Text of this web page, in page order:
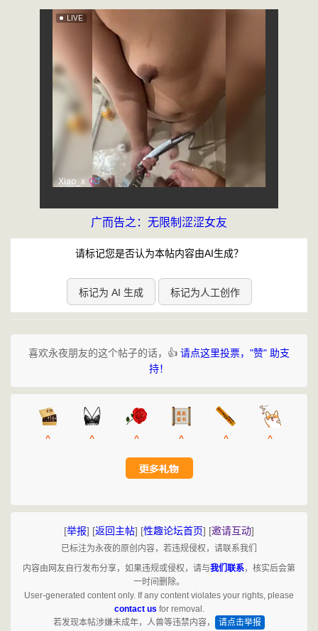
广而告之：无限制涩涩女友
请标记您是否认为本帖内容由AI生成？
标记为 AI 生成 标记为人工创作
喜欢永夜朋友的这个帖子的话，👍 请点这里投票，"赞" 助支
持！
^ ^ ^ ^ ^ ^
[举报] [返回主帖] [性趣论坛首页] [邀请互动]
已标注为永夜的原创内容，若违规侵权，请联系我们
内容由网友自行发布分享，如果违规或侵权，请与我们联系，核实后会第
一时间删除。
User-generated content only. If any content violates your rights, please
contact us for removal.
若发现本帖涉嫌未成年，人兽等违禁内容，
请点击举报